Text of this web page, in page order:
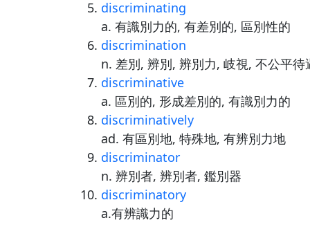
discriminating
a. 有識別力的, 有差別的, 區別性的
discrimination
n. 差別, 辨別, 辨別力, 岐視, 不公平待
discriminative
a. 區別的, 形成差別的, 有識別力的
discriminatively
ad. 有區別地, 特殊地, 有辨別力地
discriminator
n. 辨別者, 辨別者, 鑑別器
discriminatory
a.有辨識力的